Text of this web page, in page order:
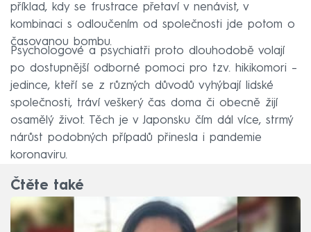
příklad, kdy se frustrace přetaví v nenávist, v
kombinaci s odloučením od společnosti jde potom o
časovanou bombu.
Psychologové a psychiatři proto dlouhodobě volají
po dostupnější odborné pomoci pro tzv. hikikomori –
jedince, kteří se z různých důvodů vyhýbají lidské
společnosti, tráví veškerý čas doma či obecně žijí
osamělý život. Těch je v Japonsku čím dál více, strmý
nárůst podobných případů přinesla i pandemie
koronaviru.
Čtěte také